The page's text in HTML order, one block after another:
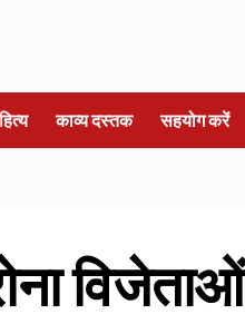
काव्य दस्तक सहयोग करें
विजेताओं